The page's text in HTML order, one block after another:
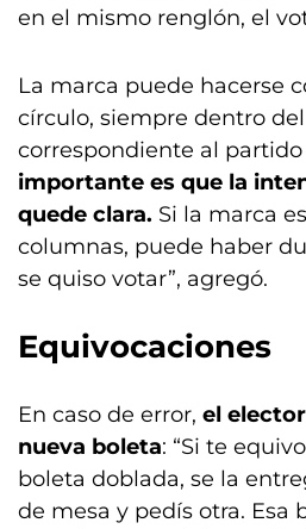
en el mismo renglón, el
La marca puede hacerse
círculo, siempre dentro
correspondiente al partido
importante es que la
quede clara. Si la marca
columnas, puede haber
se quiso votar”, agregó.
Equivocaciones
En caso de error, el
nueva boleta: “Si te
boleta doblada, se la
de mesa y pedís otra. Esa